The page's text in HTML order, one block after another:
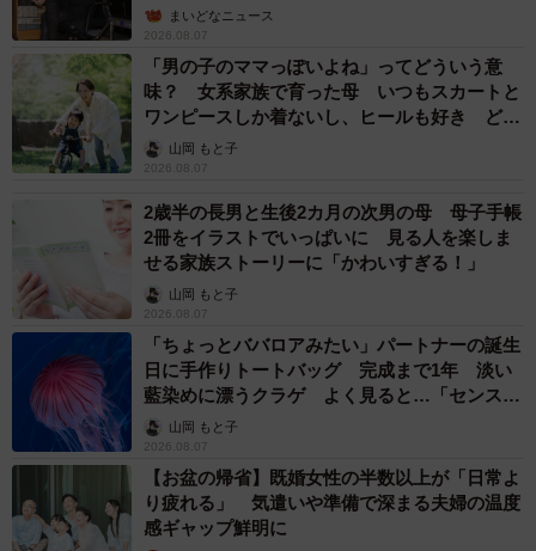
まいどなニュース
2026.08.07
「男の子のママっぽいよね」ってどういう意
味？ 女系家族で育った母 いつもスカートと
ワンピースしか着ないし、ヒールも好き どの
へんが…
山岡 もと子
2026.08.07
2歳半の長男と生後2カ月の次男の母 母子手帳
2冊をイラストでいっぱいに 見る人を楽しま
せる家族ストーリーに「かわいすぎる！」
山岡 もと子
2026.08.07
「ちょっとババロアみたい」パートナーの誕生
日に手作りトートバッグ 完成まで1年 淡い
藍染めに漂うクラゲ よく見ると…「センスす
ごい」山岡 もと子
2026.08.07
【お盆の帰省】既婚女性の半数以上が「日常よ
り疲れる」 気遣いや準備で深まる夫婦の温度
感ギャップ鮮明に